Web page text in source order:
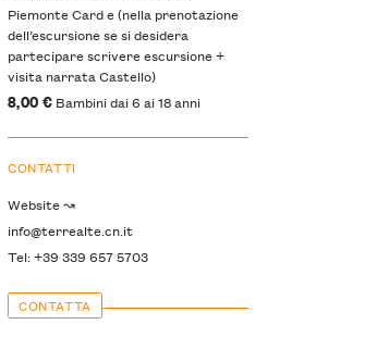
Piemonte Card e (nella prenotazione
dell’escursione se si desidera
partecipare scrivere escursione +
visita narrata Castello)
8,00 € Bambini dai 6 ai 18 anni
CONTATTI
Website ↝
info@terrealte.cn.it
Tel: +39 339 657 5703
CONTATTA